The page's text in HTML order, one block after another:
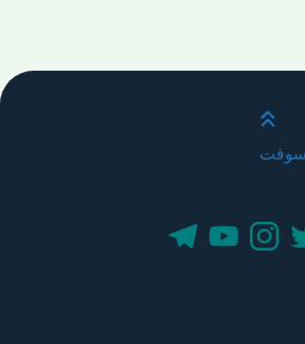
قم بالتمرير لأعلى
سوفت